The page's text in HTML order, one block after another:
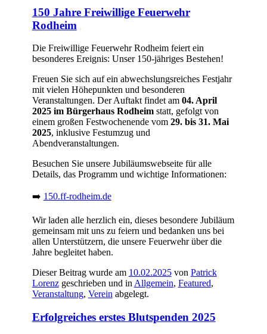
150 Jahre Freiwillige Feuerwehr
Rodheim
Die Freiwillige Feuerwehr Rodheim feiert ein
besonderes Ereignis: Unser 150-jähriges Bestehen!
Freuen Sie sich auf ein abwechslungsreiches Festjahr
mit vielen Höhepunkten und besonderen
Veranstaltungen. Der Auftakt findet am 04. April
2025 im Bürgerhaus Rodheimstatt, gefolgt von
einem großen Festwochenende vom 29. bis 31. Mai
2025, inklusive Festumzug und
Abendveranstaltungen.
Besuchen Sie unsere Jubiläumswebseite für alle
Details, das Programm und wichtige Informationen:
➡️ 150.ff-rodheim.de
Wir laden alle herzlich ein, dieses besondere Jubiläum
gemeinsam mit uns zu feiern und bedanken uns bei
allen Unterstützern, die unsere Feuerwehr über die
Jahre begleitet haben.
Dieser Beitrag wurde am 10.02.2025von Patrick
Lorenzgeschrieben und in Allgemein, Featured,
Veranstaltung, Verein abgelegt.
Erfolgreiches erstes Blutspenden 2025